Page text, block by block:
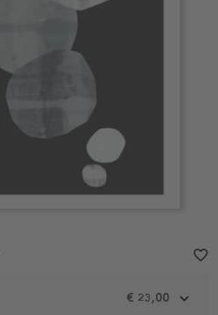
€ 23,00
favorite_border